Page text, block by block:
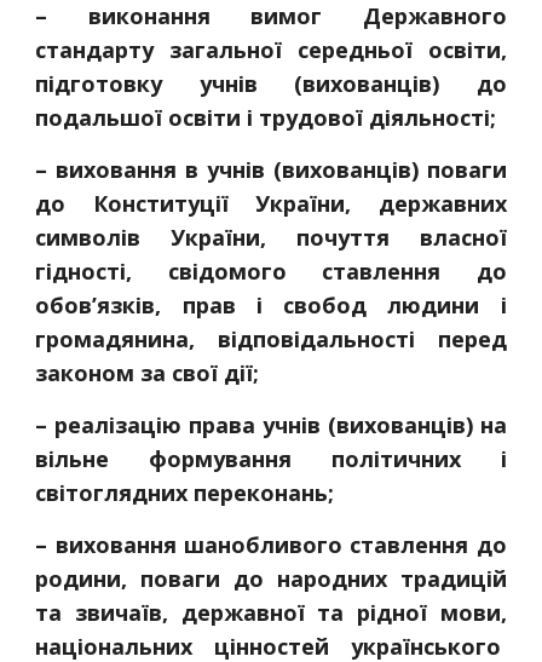
– виконання вимог Державного
стандарту загальної середньої освіти,
підготовку учнів (вихованців) до
подальшої освіти і трудової діяльності;
– виховання в учнів (вихованців) поваги
до Конституції України, державних
символів України, почуття власної
гідності, свідомого ставлення до
обов’язків, прав і свобод людини і
громадянина, відповідальності перед
законом за свої дії;
– реалізацію права учнів (вихованців) на
вільне формування політичних і
світоглядних переконань;
– виховання шанобливого ставлення до
родини, поваги до народних традицій
та звичаїв, державної та рідної мови,
національних цінностей українського